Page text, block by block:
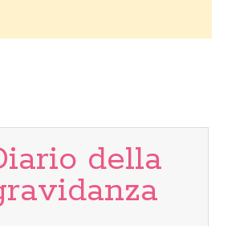
della